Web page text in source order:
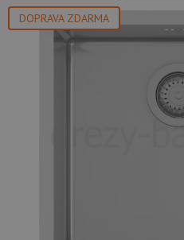
DOPRAVA ZDARMA